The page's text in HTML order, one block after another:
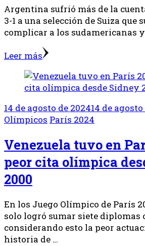
Argentina sufrió más de la
3-1 a una selección de Suiza que
complicar a los sudamericanas
Leer más
14 de agosto de 202414 de
Olímpicos París 2024
Venezuela tuvo en
peor cita olímpica
2000
En los Juego Olímpico de París
solo logró sumar siete diplomas
considerando esto la peor
historia de …